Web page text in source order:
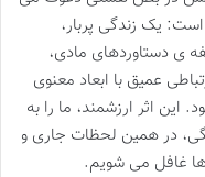
یک زندگی پربار،
ی دستاوردهای مادی،
عمیق با ابعاد معنوی
اثر ارزشمند، ما را به
در همین لحظات جاری و
ها غافل می شویم.